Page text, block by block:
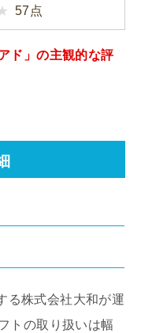
57点
ド」の主観的な評
る株式会社大和が運
トの取り扱いは幅